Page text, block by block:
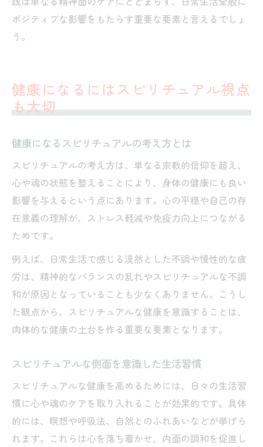
ポジティブな影響をもたらす重要な要素と言えるでしょ
う。
健康になるにはスピリチュアル視点
も大切
健康になるスピリチュアルの考え方とは
スピリチュアルの考え方は、単なる宗教的信仰を超え、
心や魂の状態を整えることにより、身体の健康にも良い
影響を与えるという点にあります。心の平穏や自己の存
在意義の理解が、ストレス軽減や免疫力向上につながる
ためです。
例えば、日常生活で感じる漠然とした不調や慢性的な疲
労は、精神的なバランスの乱れやスピリチュアルな不調
和が原因となっていることも少なくありません。こうし
た観点から、スピリチュアルな健康を意識することは、
肉体的な健康の土台を作る重要な要素となります。
スピリチュアルな側面を意識した生活習慣
スピリチュアルな健康を高めるためには、日々の生活習
慣に心や魂のケアを取り入れることが効果的です。具体
的には、瞑想や呼吸法、自然とのふれあいなどが挙げら
れます。これらは心を落ち着かせ、内面の調和を促進し